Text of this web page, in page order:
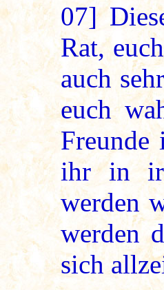
07]
Rat,
auch
euch
Freunde
ihr in
werden
werden
sich